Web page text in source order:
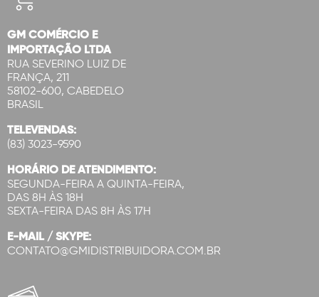
GM COMÉRCIO E
IMPORTAÇÃO LTDA
RUA SEVERINO LUIZ DE
FRANÇA, 211
58102-600, CABEDELO
BRASIL
TELEVENDAS:
(83) 3023-9590
HORÁRIO DE ATENDIMENTO:
SEGUNDA-FEIRA A QUINTA-FEIRA,
DAS 8H ÀS 18H
SEXTA-FEIRA DAS 8H ÀS 17H
E-MAIL / SKYPE:
CONTATO@GMIDISTRIBUIDORA.COM.BR